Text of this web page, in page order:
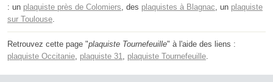
: un plaquiste près de Colomiers , des plaquistes à Blagnac , un plaquiste
sur Toulouse
Retrouvez cette page "plaquiste Tournefeuille" à l'aide des liens :
plaquiste Occitanie plaquiste 31 plaquiste Tournefeuille